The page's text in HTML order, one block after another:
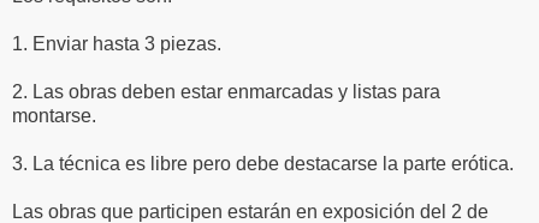
1. Enviar hasta 3 piezas.
2. Las obras deben estar enmarcadas y listas para
montarse.
3. La técnica es libre pero debe destacarse la parte erótica.
Las obras que participen estarán en exposición del 2 de